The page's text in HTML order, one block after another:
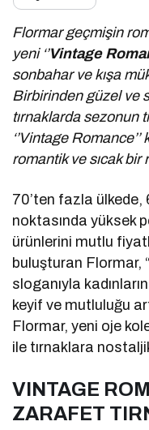
Flormar geçmişin
yeni ‘’Vintage
sonbahar ve kışa
Birbirinden güzel ve
tırnaklarda sezonun
‘’Vintage
romantik ve sıcak bir
70’ten fazla ülkede,
noktasında yüksek
ürünlerini mutlu
buluşturan Flormar, “
sloganıyla
keyif ve mutluluğu
Flormar, yeni oje
ile tırnaklara
VINTAGE
ZARAFET